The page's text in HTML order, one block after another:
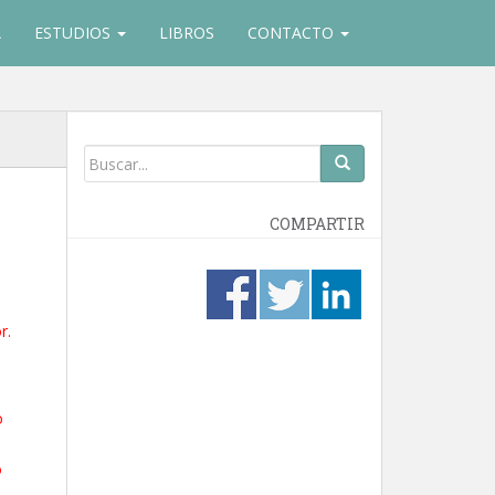
ESTUDIOS LIBROS CONTACTO
COMPARTIR